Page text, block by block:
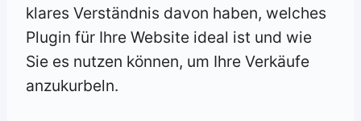
klares Verständnis davon haben, welches
Plugin für Ihre Website ideal ist und wie
Sie es nutzen können, um Ihre Verkäufe
anzukurbeln.